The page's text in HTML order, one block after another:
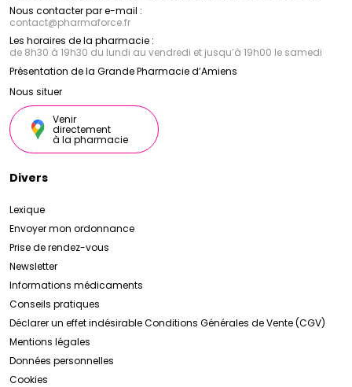
Nous contacter par e-mail :
contact@pharmaforce.fr
Les horaires de la pharmacie :
de 8h30 à 19h30 du lundi au vendredi et jusqu’à 19h00 le samedi
Présentation de la Grande Pharmacie d’Amiens
Nous situer
Venir
directement
à la pharmacie
Divers
Lexique
Envoyer mon ordonnance
Prise de rendez-vous
Newsletter
Informations médicaments
Conseils pratiques
Déclarer un effet indésirableConditions Générales de Vente (CGV)
Mentions légales
Données personnelles
Cookies